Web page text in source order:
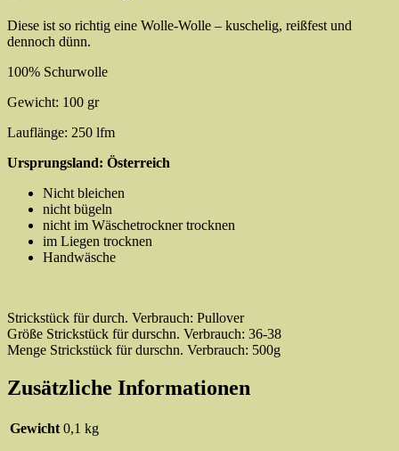
Diese ist so richtig eine Wolle-Wolle – kuschelig, reißfest und
dennoch dünn.
100% Schurwolle
Gewicht: 100 gr
Lauflänge: 250 lfm
Ursprungsland: Österreich
Nicht bleichen
nicht bügeln
nicht im Wäschetrockner trocknen
im Liegen trocknen
Handwäsche
Strickstück für durch. Verbrauch: Pullover
Größe Strickstück für durschn. Verbrauch: 36-38
Menge Strickstück für durschn. Verbrauch: 500g
Zusätzliche Informationen
Gewicht 0,1 kg